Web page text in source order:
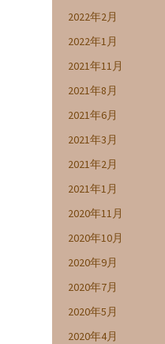
2022年2月
2022年1月
2021年11月
2021年8月
2021年6月
2021年3月
2021年2月
2021年1月
2020年11月
2020年10月
2020年9月
2020年7月
2020年5月
2020年4月